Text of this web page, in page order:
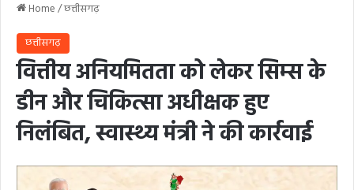
Home/छत्तीसगढ़
छत्तीसगढ़
वित्तीय अनियमितता को लेकर सिम्स के
डीन और चिकित्सा अधीक्षक हुए
निलंबित, स्वास्थ्य मंत्री ने की कार्रवाई